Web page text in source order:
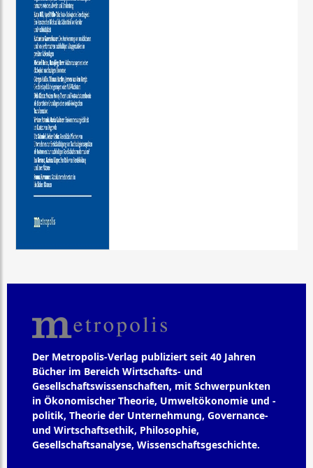
Der Metropolis-Verlag publiziert seit 40 Jahren
Bücher im Bereich Wirtschafts- und
Gesellschaftswissenschaften, mit Schwerpunkten
in Ökonomischer Theorie, Umweltökonomie und -
politik, Theorie der Unternehmung, Governance-
und Wirtschaftsethik, Philosophie,
Gesellschaftsanalyse, Wissenschaftsgeschichte.